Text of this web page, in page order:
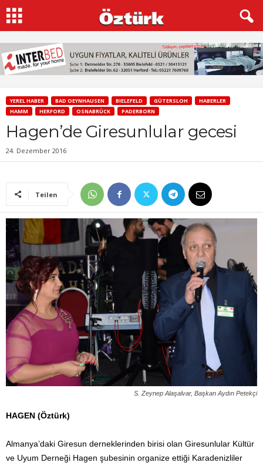
YEREL HABER BAD OEYNHAUSEN BIELEFELD GÜTERSLOH
HABERLER
HAMM
HERFORD OSNABRÜCK PADERBORN
Hagen’de Giresunlular gecesi
24. Dezember 2016
Teilen
S. Zeynep Alaşalvar, Başkan Aydın Petekçi
HAGEN (Öztürk)
Almanya’daki Giresun derneklerinden birisi olan Giresunlular Kültür
ve Uyum Derneği Hagen şubesinin organize ettiği Karadenizliler